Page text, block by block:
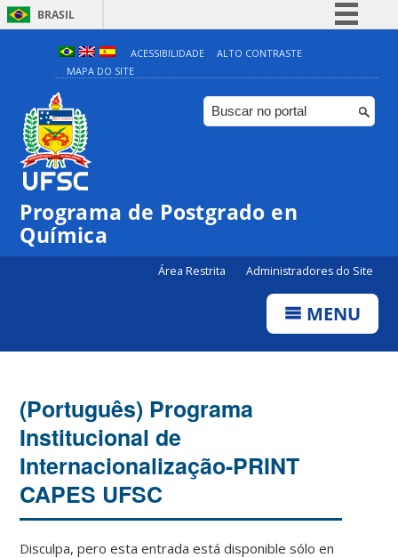
BRASIL
Simplifique!
Comunica BR
Participe
ACESSIBILIDADE
ALTO CONTRASTE
MAPA DO SITE
Programa de Postgrado en
Química
Área Restrita Administradores do Site
MENU
(Português) Programa
Institucional de
Internacionalização-PRINT
CAPES UFSC
Disculpa, pero esta entrada está disponible sólo en